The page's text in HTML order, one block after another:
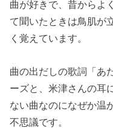
曲が好きで、昔からよ
て聞いたときは鳥肌が
く覚えています。
曲の出だしの歌詞「あ
ーズと、米津さんの耳
ない曲なのになぜか温
不思議です。